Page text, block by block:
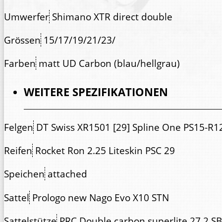
Umwerfer Shimano XTR direct double
Grössen 15/17/19/21/23/
Farben matt UD Carbon (blau/hellgrau)
WEITERE SPEZIFIKATIONEN
Felgen DT Swiss XR1501 [29] Spline One PS15-
Reifen Rocket Ron 2.25 Liteskin PSC 29
Speichen attached
Sattel Prologo new Nago Evo X10 STN